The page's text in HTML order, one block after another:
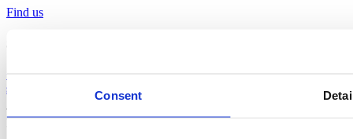
Consent
Find us
sales@insightone.se